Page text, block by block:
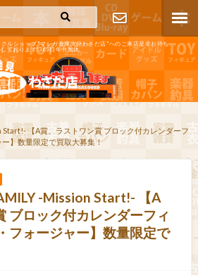
ルショップ"マンガ倉庫大分わさだ店"へのご来店是非お待ち
しております!365日年中無休
お問い合わ
せ
Start!- 【A賞、ラストワン賞 ブロック付カレンダーフ
】数量限定で買取大募集！
-Mission Start!- 【A
ブロック付カレンダーフィ
フォージャー】数量限定で